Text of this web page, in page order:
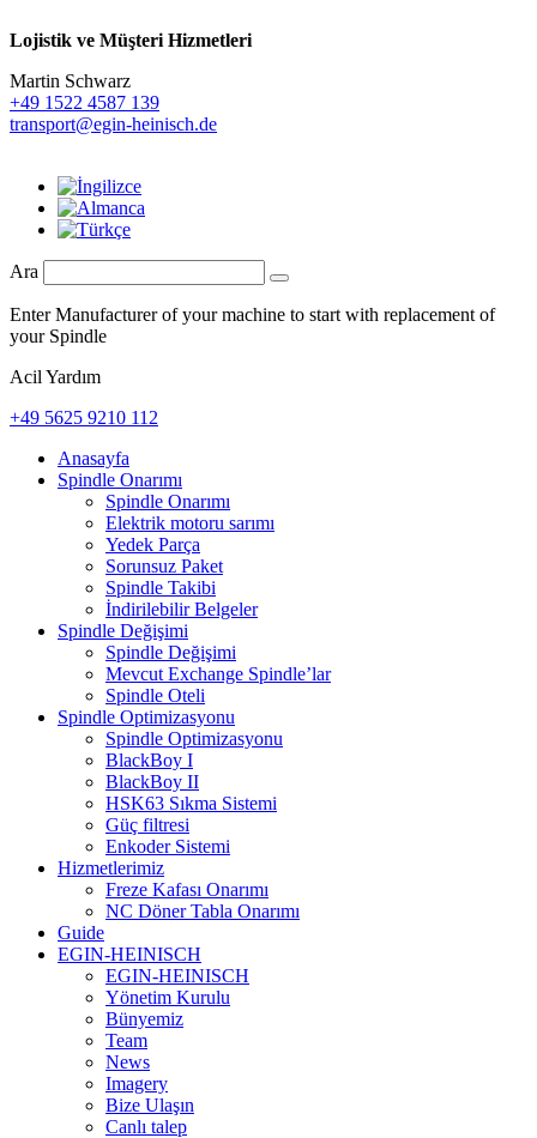
Lojistik ve Müşteri Hizmetleri
Martin Schwarz
+49 1522 4587 139
transport@egin-heinisch.de
Ara
Enter Manufacturer of your machine to start with replacement of
your Spindle
Acil Yardım
+49 5625 9210 112
Anasayfa
Spindle Onarımı
Spindle Onarımı
Elektrik motoru sarımı
Yedek Parça
Sorunsuz Paket
Spindle Takibi
İndirilebilir Belgeler
Spindle Değişimi
Spindle Değişimi
Mevcut Exchange Spindle’lar
Spindle Oteli
Spindle Optimizasyonu
Spindle Optimizasyonu
BlackBoy I
BlackBoy II
HSK63 Sıkma Sistemi
Güç filtresi
Enkoder Sistemi
Hizmetlerimiz
Freze Kafası Onarımı
NC Döner Tabla Onarımı
Guide
EGIN-HEINISCH
EGIN-HEINISCH
Yönetim Kurulu
Bünyemiz
Team
News
Imagery
Bize Ulaşın
Canlı talep